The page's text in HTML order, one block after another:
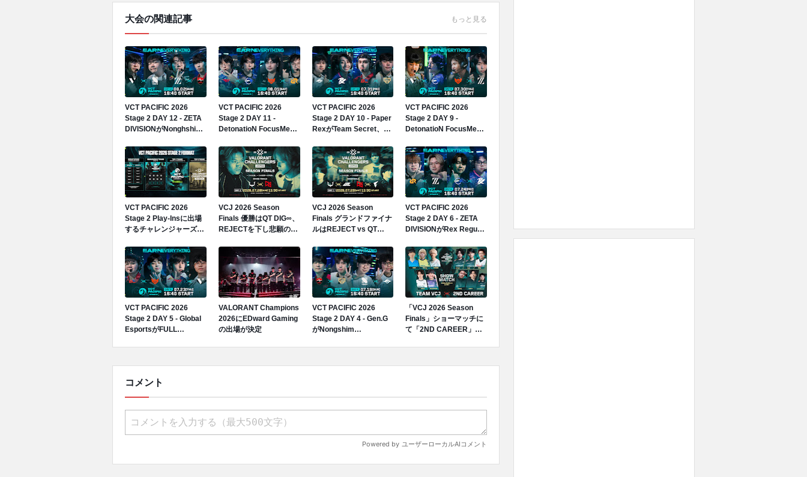
大会の関連記事 もっと見る
VCT PACIFIC 2026
Stage 2 DAY 12 - ZETA
DIVISIONがNonghshim
VCT PACIFIC 2026
Stage 2 DAY 11 -
DetonatioN FocusMeが
プステージ2勝2敗へ
VCT PACIFIC 2026
Stage 2 DAY 10 - Paper
RexがTeam Secret、
に勝利、Gen.Gが4勝0敗
でグループ首位へ
VCT PACIFIC 2026
Stage 2 DAY 9 -
DetonatioN FocusMeが
DIVISIONがFULL
SENSEに勝利、日本勢2
連勝
VCT PACIFIC 2026
Stage 2 Play-Insに出場
するチャレンジャーズ4
VCJ 2026 Season
Finals 優勝はQT DIG∞、
REJECTを下し悲願の優
2026 Play-Insへの出場
権獲得
VCJ 2026 Season
Finals グランドファイナ
ルはREJECT vs QT
FENNELはトップ4で敗
退
VCT PACIFIC 2026
Stage 2 DAY 6 - ZETA
DIVISIONがRex Regum
DetonatioN FocusMeが
Paper Rexに敗戦
VCT PACIFIC 2026
Stage 2 DAY 5 - Global
EsportsがFULL
VALORANT Champions
2026にEDward Gaming
の出場が決定
VCT PACIFIC 2026
Stage 2 DAY 4 - Gen.G
がNongshim
「VCJ 2026 Season
Finals」ショーマッチに
て「2ND CAREER」
コメント